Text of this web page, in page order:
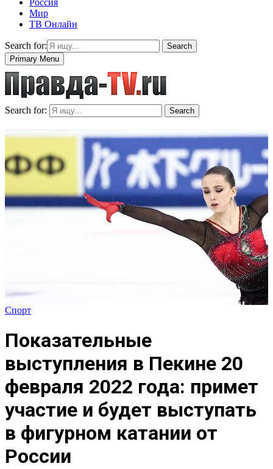
Россия
Мир
ТВ Онлайн
Search for:
Search
Primary Menu
Search for: Search
Спорт
Показательные
выступления в Пекине 20
февраля 2022 года: примет
участие и будет выступать
в фигурном катании от
России